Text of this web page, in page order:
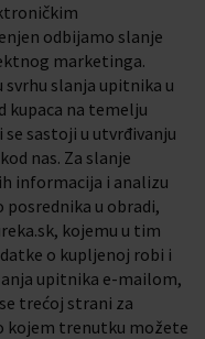
odbijamo slanje
marketinga.
slanja upitnika u
kupaca na temelju
sastoji u utvrđivanju
nas. Za slanje
informacija i analizu
u obradi,
kojemu u tim
o kupljenoj robi i
upitnika e-mailom,
trećoj strani za
kojem trenutku možete